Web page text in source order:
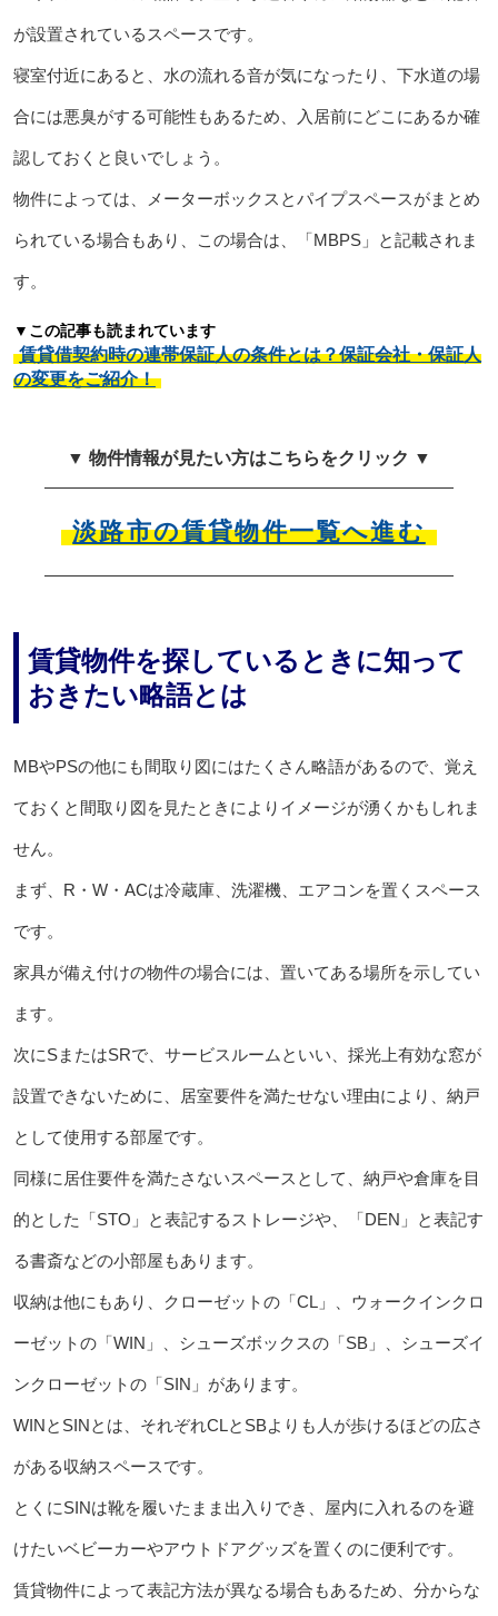
が設置されているスペースです。
寝室付近にあると、水の流れる音が気になったり、下水道の場
合には悪臭がする可能性もあるため、入居前にどこにあるか確
認しておくと良いでしょう。
物件によっては、メーターボックスとパイプスペースがまとめ
られている場合もあり、この場合は、「MBPS」と記載されま
す。
▼この記事も読まれています
賃貸借契約時の連帯保証人の条件とは？保証会社・保証人
の変更をご紹介！
▼ 物件情報が見たい方はこちらをクリック ▼
淡路市の賃貸物件一覧へ進む
賃貸物件を探しているときに知って
おきたい略語とは
MBやPSの他にも間取り図にはたくさん略語があるので、覚え
ておくと間取り図を見たときによりイメージが湧くかもしれま
せん。
まず、R・W・ACは冷蔵庫、洗濯機、エアコンを置くスペース
です。
家具が備え付けの物件の場合には、置いてある場所を示してい
ます。
次にSまたはSRで、サービスルームといい、採光上有効な窓が
設置できないために、居室要件を満たせない理由により、納戸
として使用する部屋です。
同様に居住要件を満たさないスペースとして、納戸や倉庫を目
的とした「STO」と表記するストレージや、「DEN」と表記す
る書斎などの小部屋もあります。
収納は他にもあり、クローゼットの「CL」、ウォークインクロ
ーゼットの「WIN」、シューズボックスの「SB」、シューズイ
ンクローゼットの「SIN」があります。
WINとSINとは、それぞれCLとSBよりも人が歩けるほどの広さ
がある収納スペースです。
とくにSINは靴を履いたまま出入りでき、屋内に入れるのを避
けたいベビーカーやアウトドアグッズを置くのに便利です。
賃貸物件によって表記方法が異なる場合もあるため、分からな